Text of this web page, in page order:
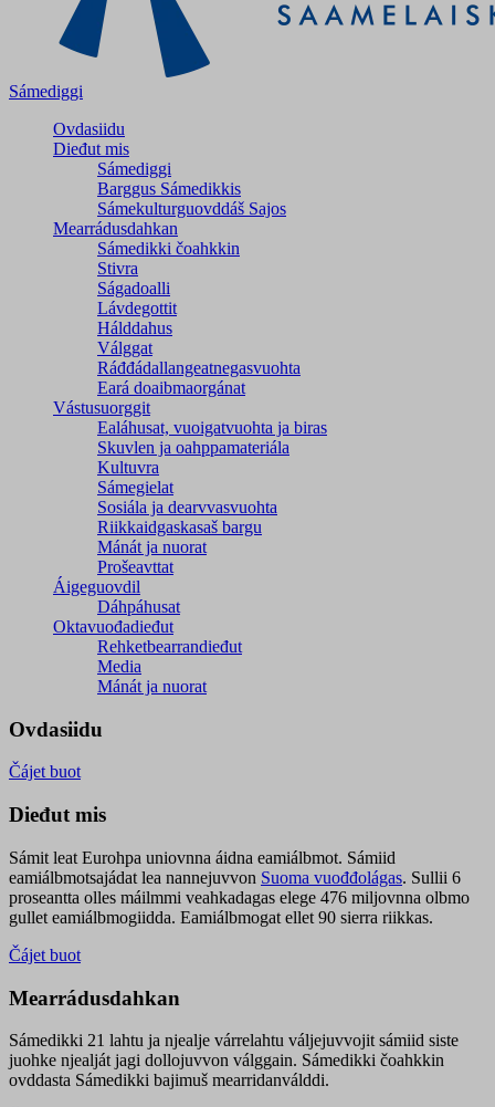
Sámediggi
Ovdasiidu
Dieđut mis
Sámediggi
Barggus Sámedikkis
Sámekulturguovddáš Sajos
Mearrádusdahkan
Sámedikki čoahkkin
Stivra
Ságadoalli
Lávdegottit
Hálddahus
Válggat
Ráđđádallangeatnegas­vuohta
Eará doaibmaorgánat
Vástusuorggit
Ealáhusat, vuoigatvuohta ja biras
Skuvlen ja oahppamateriála
Kultuvra
Sámegielat
Sosiála ja dearvvasvuohta
Riikkaidgaskasaš bargu
Mánát ja nuorat
Prošeavttat
Áigeguovdil
Dáhpáhusat
Oktavuođadieđut
Rehketbearrandieđut
Media
Mánát ja nuorat
Ovdasiidu
Čájet buot
Dieđut mis
Sámit leat Eurohpa uniovnna áidna eamiálbmot. Sámiid
eamiálbmotsajádat lea nannejuvvon Suoma vuođđolágas. Sullii 6
proseantta olles máilmmi veahkadagas elege 476 miljovnna olbmo
gullet eamiálbmogiidda. Eamiálbmogat ellet 90 sierra riikkas.
Čájet buot
Mearrádusdahkan
Sámedikki 21 lahtu ja njealje várrelahtu váljejuvvojit sámiid siste
juohke njealját jagi dollojuvvon válggain. Sámedikki čoahkkin
ovddasta Sámedikki bajimuš mearridanválddi.